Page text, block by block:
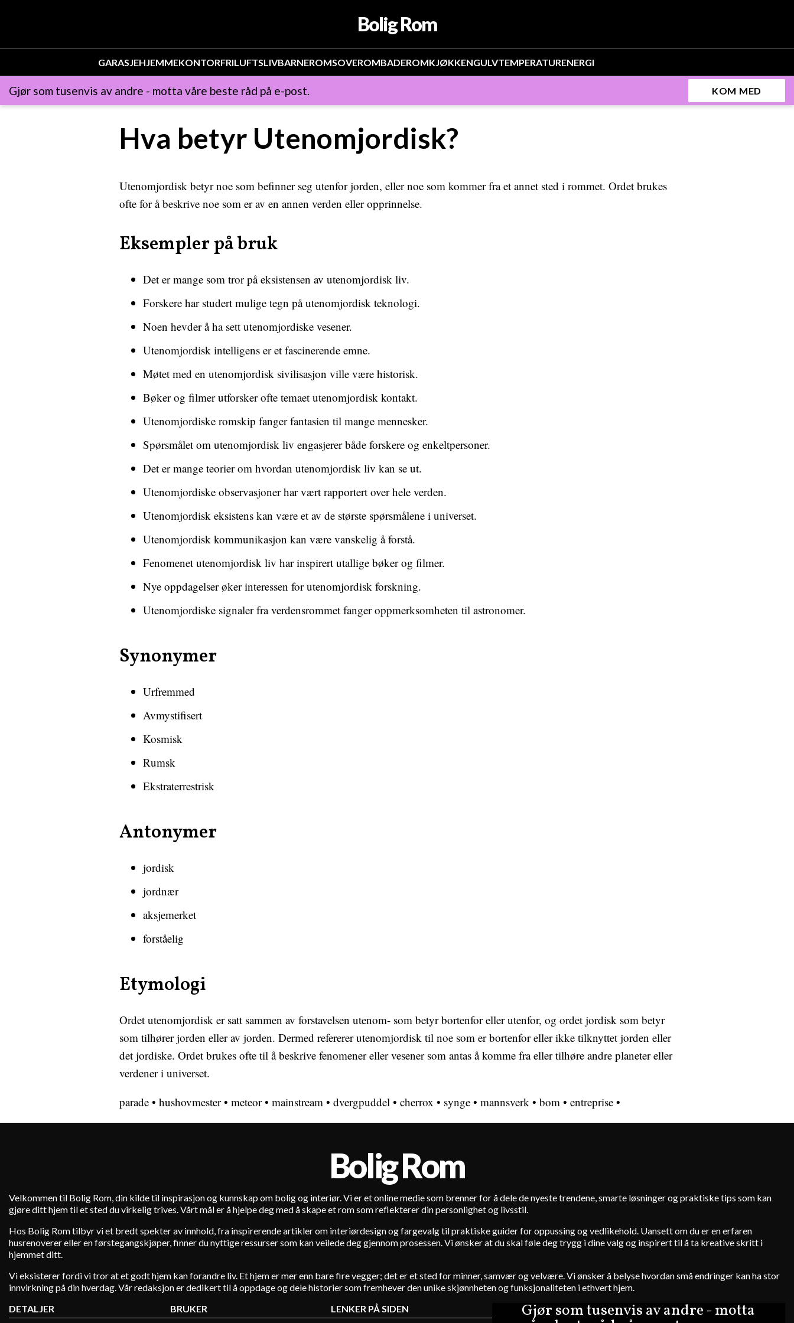
Bolig Rom
GARASJEHJEMMEKONTORFRILUFTSLIVBARNEROMSOVEROMBADEROMKJØKKENGULVTEMPERATURENERGI
Gjør som tusenvis av andre - motta våre beste råd på e-post. KOM MED
Hva betyr Utenomjordisk?
Utenomjordisk betyr noe som befinner seg utenfor jorden, eller noe som kommer fra et annet sted i rommet. Ordet brukes
ofte for å beskrive noe som er av en annen verden eller opprinnelse.
Eksempler på bruk
Det er mange som tror på eksistensen av utenomjordisk liv.
Forskere har studert mulige tegn på utenomjordisk teknologi.
Noen hevder å ha sett utenomjordiske vesener.
Utenomjordisk intelligens er et fascinerende emne.
Møtet med en utenomjordisk sivilisasjon ville være historisk.
Bøker og filmer utforsker ofte temaet utenomjordisk kontakt.
Utenomjordiske romskip fanger fantasien til mange mennesker.
Spørsmålet om utenomjordisk liv engasjerer både forskere og enkeltpersoner.
Det er mange teorier om hvordan utenomjordisk liv kan se ut.
Utenomjordiske observasjoner har vært rapportert over hele verden.
Utenomjordisk eksistens kan være et av de største spørsmålene i universet.
Utenomjordisk kommunikasjon kan være vanskelig å forstå.
Fenomenet utenomjordisk liv har inspirert utallige bøker og filmer.
Nye oppdagelser øker interessen for utenomjordisk forskning.
Utenomjordiske signaler fra verdensrommet fanger oppmerksomheten til astronomer.
Synonymer
Urfremmed
Avmystifisert
Kosmisk
Rumsk
Ekstraterrestrisk
Antonymer
jordisk
jordnær
aksjemerket
forståelig
Etymologi
Ordet utenomjordisk er satt sammen av forstavelsen utenom- som betyr bortenfor eller utenfor, og ordet jordisk som betyr
som tilhører jorden eller av jorden. Dermed refererer utenomjordisk til noe som er bortenfor eller ikke tilknyttet jorden eller
det jordiske. Ordet brukes ofte til å beskrive fenomener eller vesener som antas å komme fra eller tilhøre andre planeter eller
verdener i universet.
parade • hushovmester• meteor• mainstream • dvergpuddel • cherrox • synge • mannsverk • bom • entreprise •
Gjør som tusenvis av andre - motta
Bolig Rom
Velkommen til Bolig Rom, din kilde til inspirasjon og kunnskap om bolig og interiør. Vi er et online medie som brenner for å dele de nyeste trendene, smarte løsninger og praktiske tips som kan
gjøre ditt hjem til et sted du virkelig trives. Vårt mål er å hjelpe deg med å skape et rom som reflekterer din personlighet og livsstil.
Hos Bolig Rom tilbyr vi et bredt spekter av innhold, fra inspirerende artikler om interiørdesign og fargevalg til praktiske guider for oppussing og vedlikehold. Uansett om du er en erfaren
husrenoverer eller en førstegangskjøper, finner du nyttige ressurser som kan veilede deg gjennom prosessen. Vi ønsker at du skal føle deg trygg i dine valg og inspirert til å ta kreative skritt i
hjemmet ditt.
Vi eksisterer fordi vi tror at et godt hjem kan forandre liv. Et hjem er mer enn bare fire vegger; det er et sted for minner, samvær og velvære. Vi ønsker å belyse hvordan små endringer kan ha stor
innvirkning på din hverdag. Vår redaksjon er dedikert til å oppdage og dele historier som fremhever den unike skjønnheten og funksjonaliteten i ethvert hjem.
DETALJER
BRUKER LENKER PÅ SIDEN